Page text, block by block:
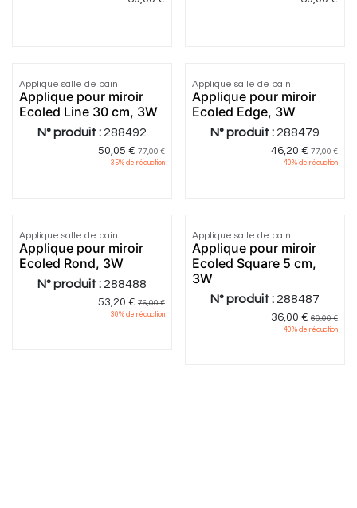
Applique salle de bain
Applique pour miroir
Ecoled Line 30 cm, 3W
N° produit : 288492
50,05 € 77,00€
35% de réduction
Applique salle de bain
Applique pour miroir
Ecoled Edge, 3W
N° produit : 288479
46,20 € 77,00€
40% de réduction
Applique salle de bain
Applique pour miroir
Ecoled Rond, 3W
N° produit : 288488
53,20 € 76,00€
30% de réduction
Applique salle de bain
Applique pour miroir
Ecoled Square 5 cm,
3W
N° produit : 288487
36,00 € 60,00€
40% de réduction